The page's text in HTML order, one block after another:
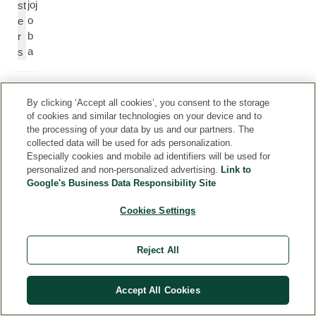
st
e
r
s
joj
o
b
a
ui
le
e
n
oi
a
c
d
By clicking ‘Accept all cookies’, you consent to the storage
of cookies and similar technologies on your device and to
the processing of your data by us and our partners. The
collected data will be used for ads personalization.
Especially cookies and mobile ad identifiers will be used for
personalized and non-personalized advertising. Link to
Google's Business Data Responsibility Site
Cookies Settings
Reject All
Accept All Cookies